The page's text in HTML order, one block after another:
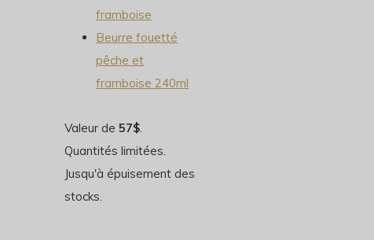
framboise
Beurre fouetté
pêche et
framboise 240ml
Valeur de 57$.
Quantités limitées.
Jusqu'à épuisement des
stocks.